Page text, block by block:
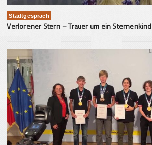
Stadtgespräch
Verlorener Stern – Trauer um ein Sternenkind